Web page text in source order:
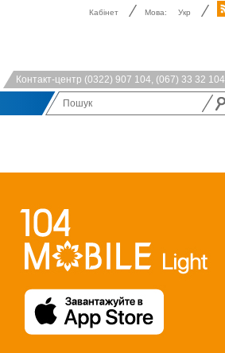
Кабінет Мова: Укр
Контакт-центр (0322) 907 104, (067) 33 32 104